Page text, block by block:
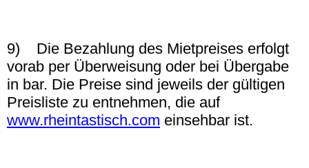
9) Die Bezahlung des Mietpreises erfolgt
vorab per Überweisung oder bei Übergabe
in bar. Die Preise sind jeweils der gültigen
Preisliste zu entnehmen, die auf
www.rheintastisch.com einsehbar ist.